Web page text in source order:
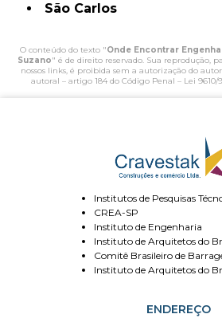
São Carlos
O conteúdo do texto "Onde Encontrar
Suzano" é de direito reservado. Sua reprodução,
nossos links, é proibida sem a autorização do
autoral – artigo 184 do Código Penal – Lei
Institutos de Pesquisas
CREA-SP
Instituto de Engenharia
Instituto de Arquitetos do
Comitê Brasileiro de
Instituto de Arquitetos do
ENDEREÇO